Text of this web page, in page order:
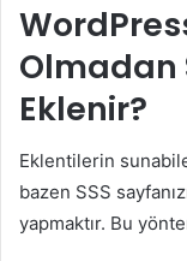
Olmadan
Eklenir?
Eklentilerin
bazen SSS
yapmaktır. Bu